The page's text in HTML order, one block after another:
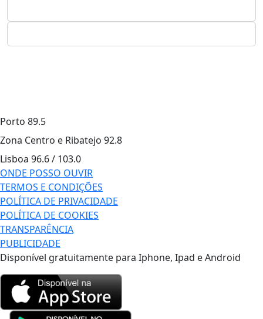
Porto 89.5
Zona Centro e Ribatejo 92.8
Lisboa 96.6 / 103.0
ONDE POSSO OUVIR
TERMOS E CONDIÇÕES
POLÍTICA DE PRIVACIDADE
POLÍTICA DE COOKIES
TRANSPARÊNCIA
PUBLICIDADE
Disponível gratuitamente para Iphone, Ipad e Android